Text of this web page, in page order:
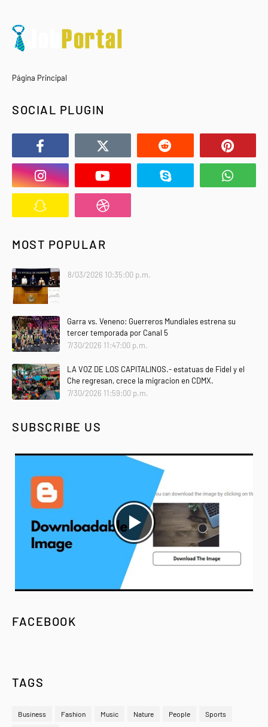
Página Principal
SOCIAL PLUGIN
MOST POPULAR
8/03/2026 10:35:00 p.m.
Garra vs. Veneno: Guerreros Mundiales estrena su
tercer temporada por Canal 5
7/30/2026 11:47:00 p.m.
LA VOZ DE LOS CAPITALINOS.- estatuas de Fidel y el
Che regresan, crece la migracion en CDMX.
7/30/2026 11:59:00 p.m.
SUBSCRIBE US
FACEBOOK
TAGS
Business Fashion Music Nature People Sports